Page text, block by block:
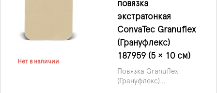
Нет в наличии
повязка
экстратонкая
ConvaTec Granuflex
(Грануфлекс)
187959 (5 × 10 см)
Повязка Granuflex
(Грануфлекс)